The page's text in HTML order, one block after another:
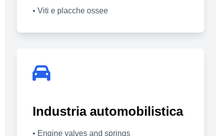
• Viti e placche ossee
Industria automobilistica
• Engine valves and springs